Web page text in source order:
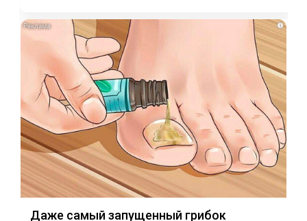
i
Даже самый запущенный грибок